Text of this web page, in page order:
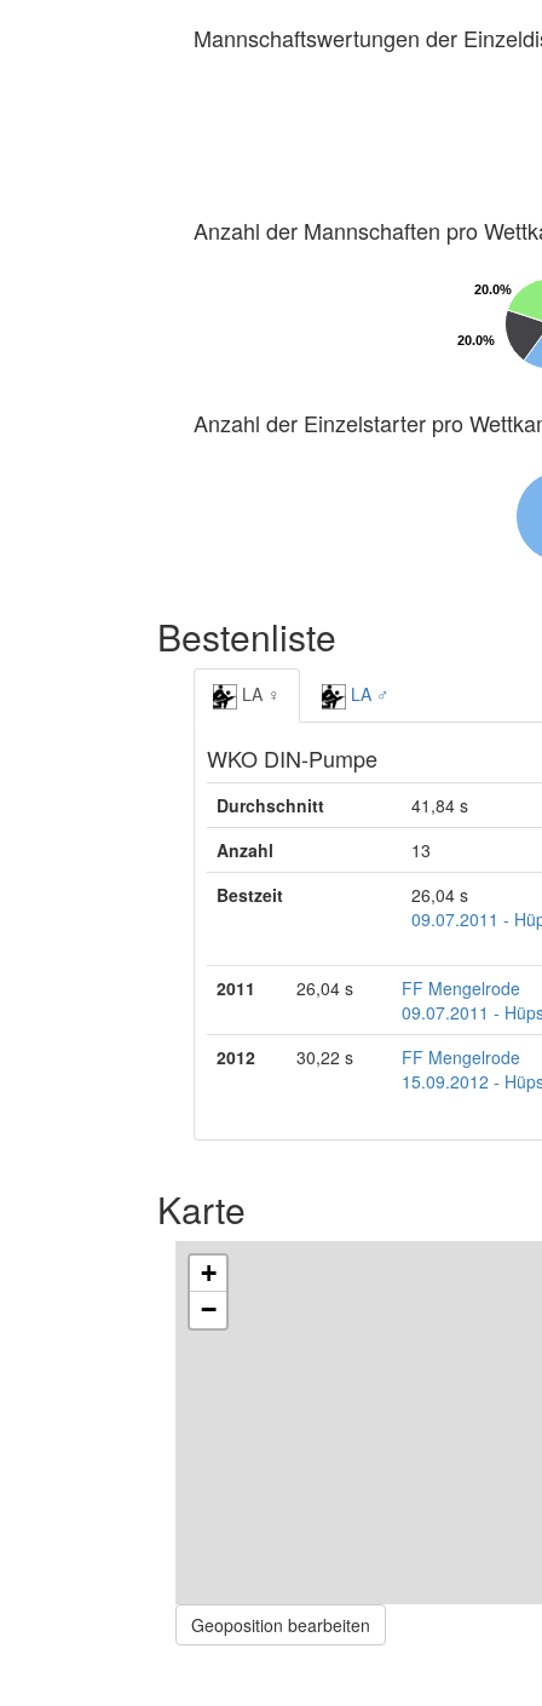
Mannschaftswertungen der
Anzahl der Mannschaften pro
20.0%
20.0%
20.0%
20.0%
Anzahl der Einzelstarter pro
Bestenliste
LA ♀ LA ♂
WKO DIN-Pumpe
Durchschnitt
41,84 s
Anzahl
13
Bestzeit
26,04 s
09.07.2011 -
2011 26,04 s
FF Mengelrode
09.07.2011 -
2012
30,22 s
FF Mengelrode
15.09.2012 -
Karte
+
−
Geoposition bearbeiten